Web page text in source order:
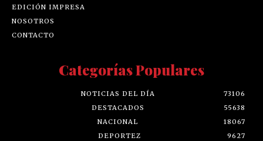
EDICIÓN IMPRESA
NOSOTROS
CONTACTO
Categorías Populares
NOTICIAS DEL DÍA
73106
DESTACADOS
55638
NACIONAL
18067
DEPORTEZ
9627